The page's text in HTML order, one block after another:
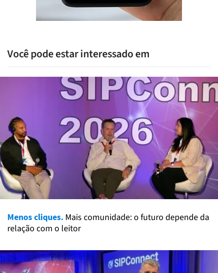
Você pode estar interessado em
Menos cliques. Mais comunidade: o futuro depende da
relação com o leitor